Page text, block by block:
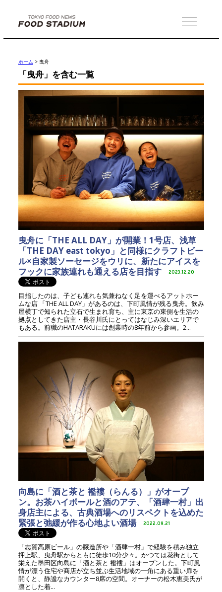
MENU
ホーム > 曳舟
「曳舟」を含む一覧
曳舟に「THE ALL DAY」が開業！1号店、浅草
「THE DAY east tokyo」と同様にクラフトビー
ル×自家製ソーセージをウリに、新たにアイスを
フックに家族連れも通える店を目指す
2023.12.20
目指したのは、子ども連れも気兼ねなく足を運べるアットホー
ムな店 「THE ALL DAY」があるのは、下町風情が残る曳舟。飲み
屋横丁で知られた立石で生まれ育ち、主に東京の東側を生活の
拠点としてきた店主・長谷川氏にとってはなじみ深いエリアで
もある。前職のHATARAKUには創業時の8年前から参画。2...
向島に「酒と茶と 襤褸（らんる）」がオープ
ン。お茶ハイボールと酒のアテ、「酒肆一村」出
身店主による、古典酒場へのリスペクトを込めた
緊張と弛緩が作る心地よい酒場
2022.09.21
「志賀高原ビール」の醸造所や「酒肆一村」で経験を積み独立
押上駅、曳舟駅からともに徒歩10分少々。かつては花街として
栄えた墨田区向島に「酒と茶と 襤褸」はオープンした。下町風
情が漂う住宅や商店が立ち並ぶ生活地域の一角にある重い扉を
開くと、静謐なカウンター8席の空間。オーナーの松木恵美氏が
凛とした着...